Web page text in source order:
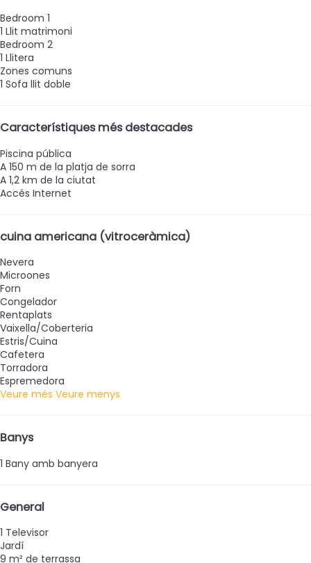
Bedroom 1
1 Llit matrimoni
Bedroom 2
1 Llitera
Zones comuns
1 Sofa llit doble
Característiques més destacades
Piscina pública
A 150 m de la platja de sorra
A 1,2 km de la ciutat
Accés Internet
cuina americana (vitroceràmica)
Nevera
Microones
Forn
Congelador
Rentaplats
Vaixella/Coberteria
Estris/Cuina
Cafetera
Torradora
Espremedora
Veure més Veure menys
Banys
1 Bany amb banyera
General
1 Televisor
Jardí
9 m² de terrassa